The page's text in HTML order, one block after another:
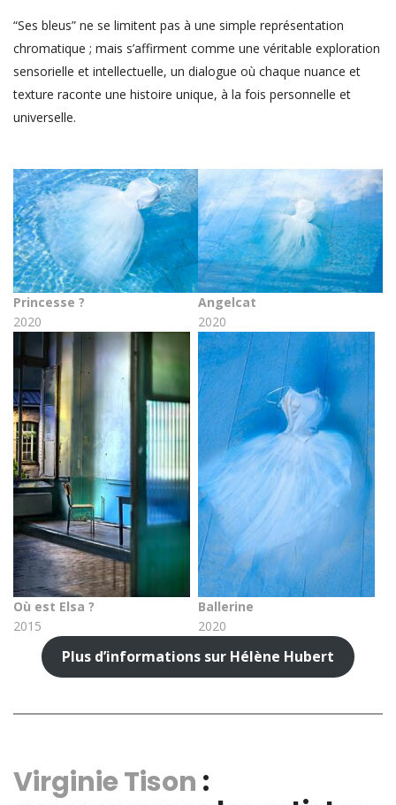
“Ses bleus” ne se limitent pas à une simple représentation
chromatique ; mais s’affirment comme une véritable exploration
sensorielle et intellectuelle, un dialogue où chaque nuance et
texture raconte une histoire unique, à la fois personnelle et
universelle.
Princesse ?
2020
Angelcat
2020
Où est Elsa ?
2015
Ballerine
2020
Plus d’informations sur Hélène Hubert
Virginie Tison :